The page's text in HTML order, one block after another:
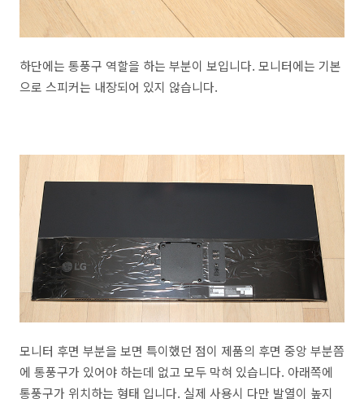
하단에는 통풍구 역할을 하는 부분이 보입니다. 모니터에는 기본
으로 스피커는 내장되어 있지 않습니다.
모니터 후면 부분을 보면 특이했던 점이 제품의 후면 중앙 부분쯤
에 통풍구가 있어야 하는데 없고 모두 막혀 있습니다. 아래쪽에
통풍구가 위치하는 형태 입니다. 실제 사용시 다만 발열이 높지